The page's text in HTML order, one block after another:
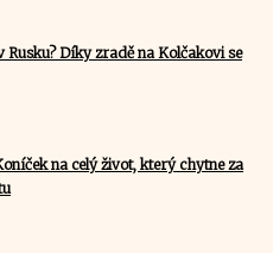
Rusku? Díky zradě na Kolčakovi se
na celý život, který chytne za